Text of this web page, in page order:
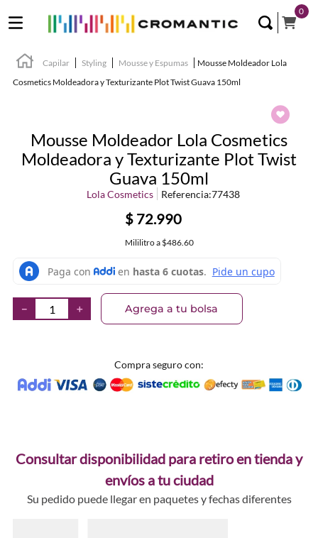
0
Capilar Styling Mousse y Espumas
Mousse Moldeador Lola
Cosmetics Moldeadora y Texturizante Plot Twist Guava 150ml
Mousse Moldeador Lola Cosmetics
Moldeadora y Texturizante Plot Twist
Guava 150ml
Lola Cosmetics Referencia:77438
$ 72.990
Mililitroa $486.60
＋
－ Agrega a tu bolsa
Compra seguro con:
Consultar disponibilidad para retiro en tienda y
envíos a tu ciudad
Su pedido puede llegar en paquetes y fechas diferentes